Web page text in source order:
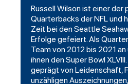
Russell Wilson ist einer der
Quarterbacks der NFL und
Zeit bei den Seattle
Erfolge gefeiert. Als
Team von 2012 bis 2021
ihnen den Super Bowl
geprägt von Leidenschaft,
unzähligen